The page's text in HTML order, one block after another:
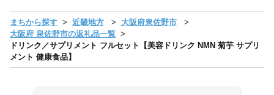
まちから探す 近畿地方
大阪府泉佐野市
大阪府 泉佐野市の返礼品一覧
ドリンク／サプリメント フルセット【美容ドリンク NMN 菊芋 サプリ
メント 健康食品】